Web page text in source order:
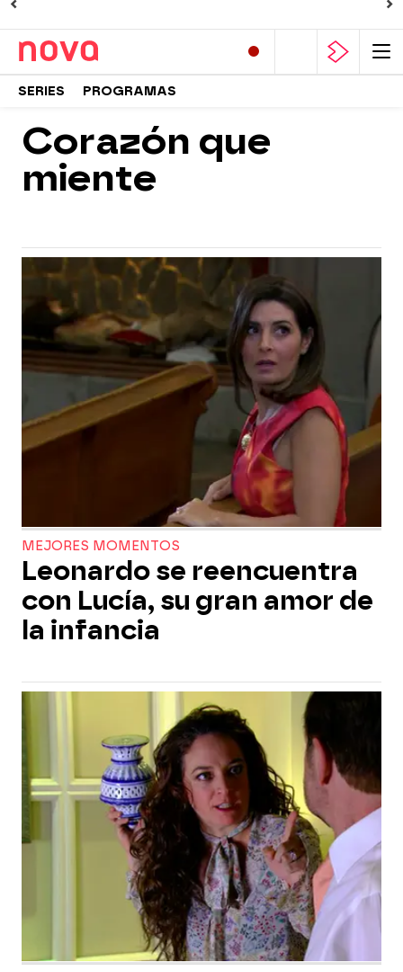
SERIES PROGRAMAS
Corazón que
miente
MEJORES MOMENTOS
Leonardo se reencuentra
con Lucía, su gran amor de
la infancia